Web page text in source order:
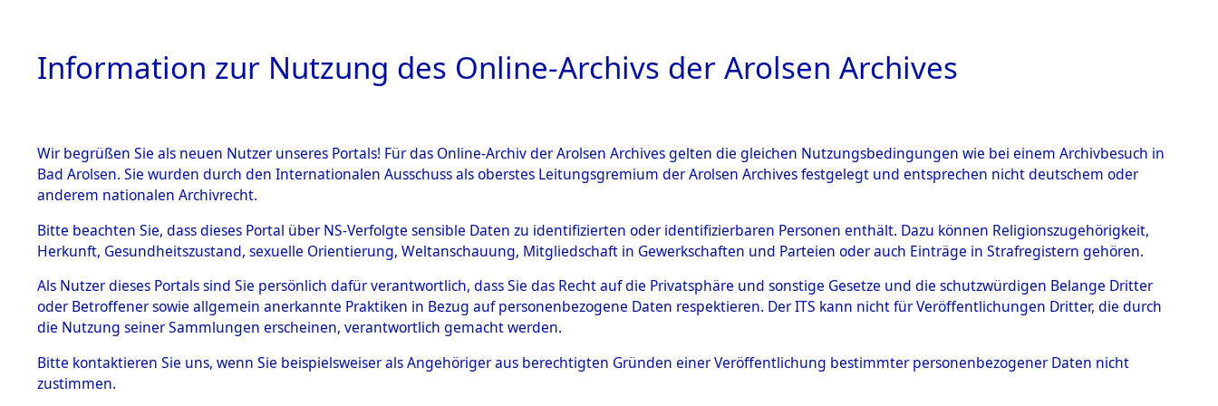
HOME BESTANDSBESCHREIBUNG ARCHIVALE ÜBERSICHT BILD
BESTÄNDE
Inhaftierungsdoku
mente
5. Verschiedenes
Todesmärsche
5.3.1 Alliierte
Anfragen an den ITS und Nachforschungen bezüglich
Todesmärschen→0001 (84625745)→0040 (84625786)
0040 (84625786)
Information zur Nutzung des Online-Archivs der Arolsen Archives
Wir begrüßen Sie als neuen Nutzer unseres Portals! Für das Online-Archiv der Arolsen Archives gelten die gleichen Nutzungsbedingungen wie bei einem Archivbesuch in
Bad Arolsen. Sie wurden durch den Internationalen Ausschuss als oberstes Leitungsgremium der Arolsen Archives festgelegt und entsprechen nicht deutschem oder
anderem nationalen Archivrecht.
Bitte beachten Sie, dass dieses Portal über NS-Verfolgte sensible Daten zu identifizierten oder identifizierbaren Personen enthält. Dazu können Religionszugehörigkeit,
Herkunft, Gesundheitszustand, sexuelle Orientierung, Weltanschauung, Mitgliedschaft in Gewerkschaften und Parteien oder auch Einträge in Strafregistern gehören.
Als Nutzer dieses Portals sind Sie persönlich dafür verantwortlich, dass Sie das Recht auf die Privatsphäre und sonstige Gesetze und die schutzwürdigen Belange Dritter
oder Betroffener sowie allgemein anerkannte Praktiken in Bezug auf personenbezogene Daten respektieren. Der ITS kann nicht für Veröffentlichungen Dritter, die durch
die Nutzung seiner Sammlungen erscheinen, verantwortlich gemacht werden.
Bitte kontaktieren Sie uns, wenn Sie beispielsweiser als Angehöriger aus berechtigten Gründen einer Veröffentlichung bestimmter personenbezogener Daten nicht
zustimmen.